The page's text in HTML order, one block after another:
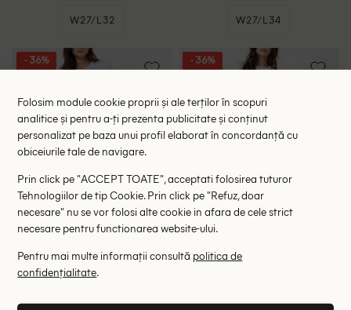
W27/L32 W27/L34
- 36%
Blugi Pepe Jeans, albastru
- 36%
Blugi Pepe Jeans, bleumarin
Folosim module cookie proprii și ale terților în scopuri
analitice și pentru a-ți prezenta publicitate și conținut
personalizat pe baza unui profil elaborat în concordanță cu
obiceiurile tale de navigare.
Prin click pe "ACCEPT TOATE", acceptati folosirea tuturor
Tehnologiilor de tip Cookie. Prin click pe "Refuz, doar
necesare" nu se vor folosi alte cookie in afara de cele strict
necesare pentru functionarea website-ului.
Pentru mai multe informații consultă politica de
confidențialitate.